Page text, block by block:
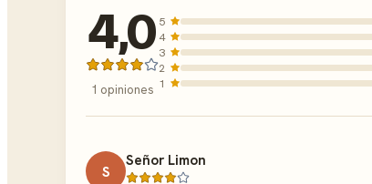
4,0
1 opiniones
5
4
3
2
1
S
Señor Limon